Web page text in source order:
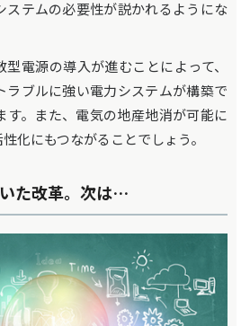
ステムの必要性が説かれるようにな
電源の導入が進むことによって、
ラブルに強い電力システムが構築で
す。また、電気の地産地消が可能に
化にもつながることでしょう。
た改革。次は…